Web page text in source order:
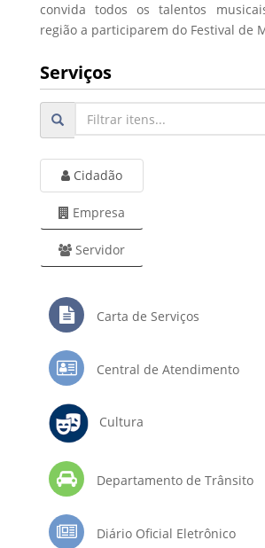
convida todos os talentos
região a participarem do Festival de
Serviços
Cidadão
Empresa
Servidor
Carta de Serviços
Central de Atendimento
Cultura
Departamento de Trânsito
Diário Oficial Eletrônico